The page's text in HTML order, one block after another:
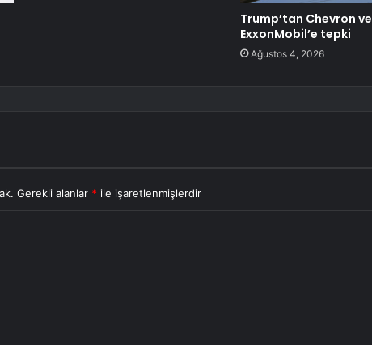
Trump’tan Chevron ve
ExxonMobil’e tepki
Ağustos 4, 2026
Gerekli alanlar * ile işaretlenmişlerdir